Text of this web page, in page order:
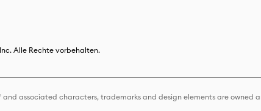
Alle Rechte vorbehalten.
and associated characters, trademarks and design elements are owned